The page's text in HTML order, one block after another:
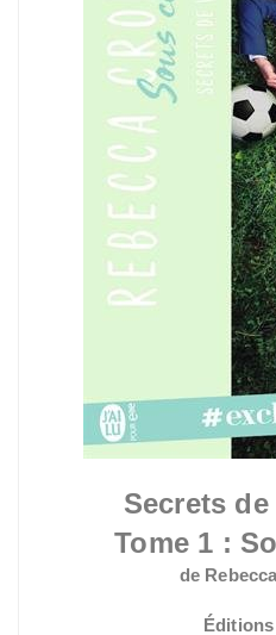
Secrets
Tome 1 :
de